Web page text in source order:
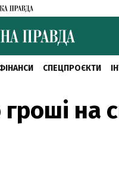
СПЕЦПРОЄКТИ
на